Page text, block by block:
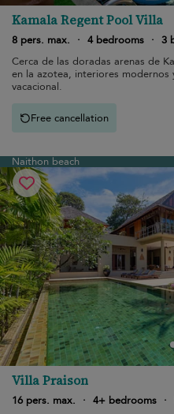
Kamala Regent Pool Villa
8 pers. max.
· 4 bedrooms · 3
Cerca de las doradas arenas de
en la azotea, interiores
vacacional.
Free cancellation
Naithon beach
Villa Praison
16 pers. max.
· 4+ bedrooms ·